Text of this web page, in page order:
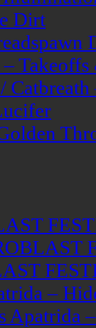
Dirt
–
Apatrida